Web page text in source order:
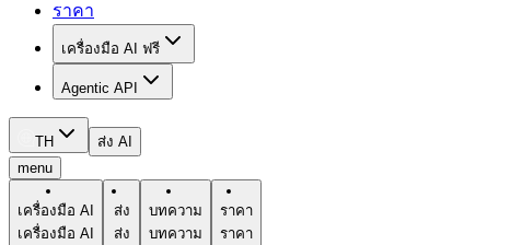
ราคา
เครื่องมือ AI ฟรี
Agentic API
TH
ส่ง AI
menu
เครื่องมือ AI
เครื่องมือ AI
ส่ง
ส่ง
บทความ
บทความ
ราคา
ราคา